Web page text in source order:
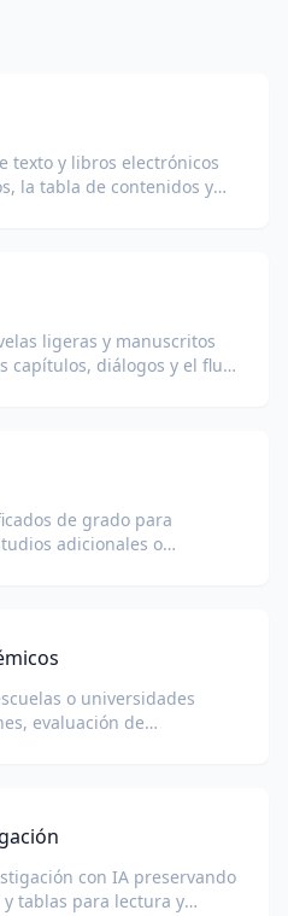
texto y libros electrónicos
la tabla de contenidos y
ligeras y manuscritos
capítulos, diálogos y el flujo
de grado para
adicionales o
o universidades
evaluación de
con IA preservando
tablas para lectura y